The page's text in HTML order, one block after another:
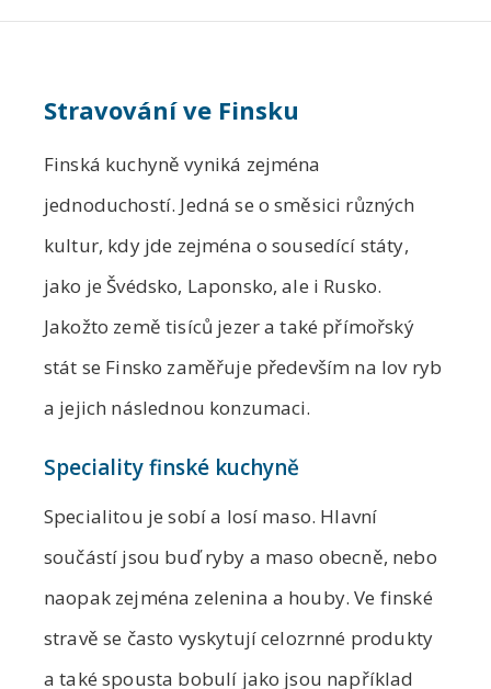
Stravování ve Finsku
Finská kuchyně vyniká zejména
jednoduchostí. Jedná se o směsici různých
kultur, kdy jde zejména o sousedící státy,
jako je Švédsko, Laponsko, ale i Rusko.
Jakožto země tisíců jezer a také přímořský
stát se Finsko zaměřuje především na lov ryb
a jejich následnou konzumaci.
Speciality finské kuchyně
Specialitou je sobí a losí maso. Hlavní
součástí jsou buď ryby a maso obecně, nebo
naopak zejména zelenina a houby. Ve finské
stravě se často vyskytují celozrnné produkty
a také spousta bobulí jako jsou například